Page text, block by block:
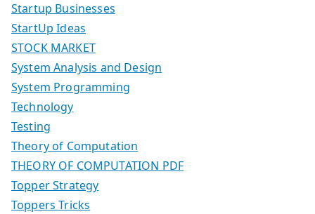
Startup Businesses
StartUp Ideas
STOCK MARKET
System Analysis and Design
System Programming
Technology
Testing
Theory of Computation
THEORY OF COMPUTATION PDF
Topper Strategy
Toppers Tricks